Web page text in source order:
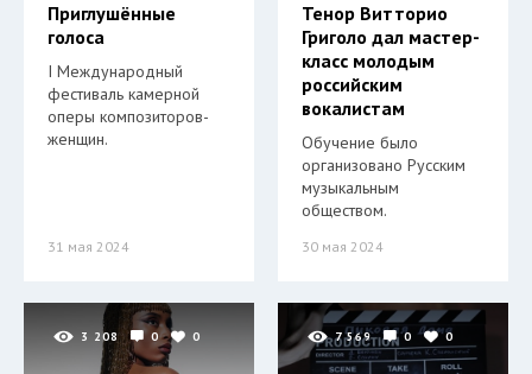
Приглушённые
голоса
I Международный
фестиваль камерной
оперы композиторов-
женщин.
31 мая 2024
Тенор Витторио
Григоло дал мастер-
класс молодым
российским
вокалистам
Обучение было
организовано Русским
музыкальным
обществом.
30 мая 2024
3 208 0 0 7 569 0 0